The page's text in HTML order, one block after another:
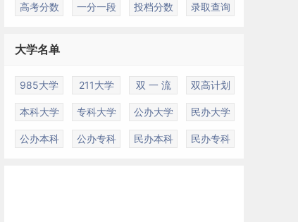
高考分数 一分一段 投档分数 录取查询
大学名单
985大学 211大学 双 一 流 双高计划
本科大学 专科大学 公办大学 民办大学
公办本科 公办专科 民办本科 民办专科